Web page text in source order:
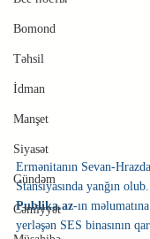
Bomond
Təhsil
İdman
Manşet
Siyasət
Gündəm
Cəmiyyət
Ermənitanın Sevan-
Stansiyasında yanğın olub.
Publika.az-ın
yerləşən SES binasının